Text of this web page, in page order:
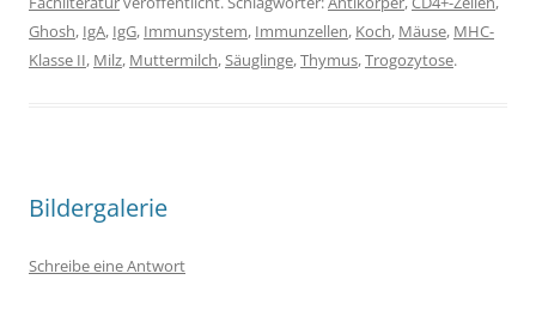
Ghosh, IgA, IgG, Immunsystem, Immunzellen, Koch, Mäuse, MHC-
Klasse II, Milz, Muttermilch,Säuglinge,Thymus,Trogozytose.
Bildergalerie
Schreibe eine Antwort